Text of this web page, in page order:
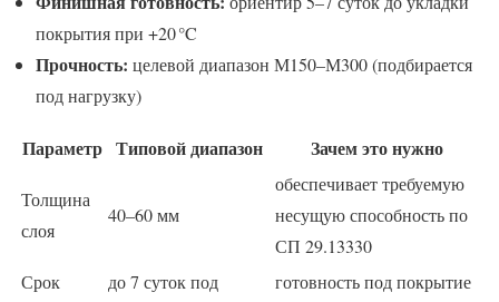
покрытия при +20 °C
Прочность: целевой диапазон М150–М300 (подбирается
под нагрузку)
Параметр Типовой диапазон Зачем это нужно
Толщина
слоя
40–60 мм
обеспечивает требуемую
несущую способность по
СП 29.13330
Срок
до 7 суток под
готовность под покрытие